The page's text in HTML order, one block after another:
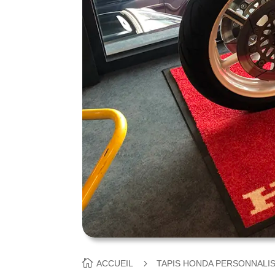
ACCUEIL TAPIS HONDA